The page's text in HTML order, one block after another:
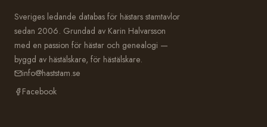
Sveriges ledande databas för hästars stamtavlor
sedan 2006. Grundad av Karin Halvarsson
med en passion för hästar och genealogi —
byggd av hästälskare, för hästälskare.
info@haststam.se
Facebook